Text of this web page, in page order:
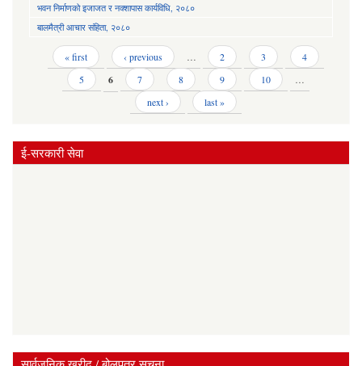
भवन निर्माणको इजाजत र नक्शापास कार्यविधि, २०८०
बालमैत्री आचार संहिता, २०८०
Pages « first ‹ previous … 2 3
4
5
6 7 8 9 10
…
next ›
last »
ई-सरकारी सेवा